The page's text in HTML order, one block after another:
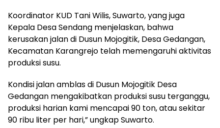
Koordinator KUD Tani Wilis, Suwarto, yang juga
Kepala Desa Sendang menjelaskan, bahwa
kerusakan jalan di Dusun Mojogitik, Desa Gedangan,
Kecamatan Karangrejo telah memengaruhi aktivitas
produksi susu.
Kondisi jalan amblas di Dusun Mojogitik Desa
Gedangan mengakibatkan produksi susu terganggu,
produksi harian kami mencapai 90 ton, atau sekitar
90 ribu liter per hari,” ungkap Suwarto.